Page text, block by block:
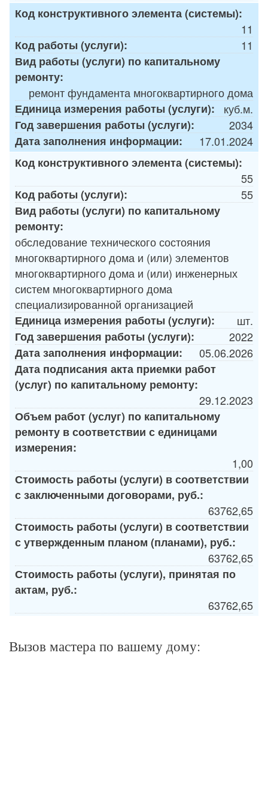
Код конструктивного элемента (системы):
11
Код работы (услуги):
11
Вид работы (услуги) по капитальному
ремонту:
ремонт фундамента многоквартирного дома
Единица измерения работы (услуги):
куб.м.
Год завершения работы (услуги):
2034
Дата заполнения информации:
17.01.2024
Код конструктивного элемента (системы):
55
Код работы (услуги):
55
Вид работы (услуги) по капитальному
ремонту:
обследование технического состояния
многоквартирного дома и (или) элементов
многоквартирного дома и (или) инженерных
систем многоквартирного дома
специализированной организацией
Единица измерения работы (услуги):
шт.
Год завершения работы (услуги):
2022
Дата заполнения информации:
05.06.2026
Дата подписания акта приемки работ
(услуг) по капитальному ремонту:
29.12.2023
Объем работ (услуг) по капитальному
ремонту в соответствии с единицами
измерения:
1,00
Стоимость работы (услуги) в соответствии
с заключенными договорами, руб.:
63762,65
Стоимость работы (услуги) в соответствии
с утвержденным планом (планами), руб.:
63762,65
Стоимость работы (услуги), принятая по
актам, руб.:
63762,65
Вызов мастера по вашему дому: